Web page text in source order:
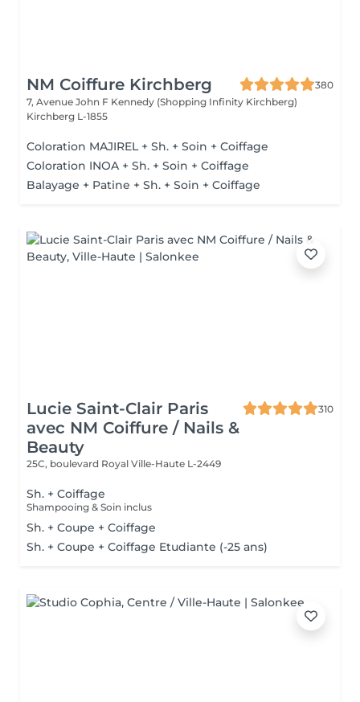
NM Coiffure Kirchberg
380
7, Avenue John F Kennedy (Shopping Infinity Kirchberg)
Kirchberg L-1855
Coloration MAJIREL + Sh. + Soin + Coiffage
Coloration INOA + Sh. + Soin + Coiffage
Balayage + Patine + Sh. + Soin + Coiffage
Lucie Saint-Clair Paris
avec NM Coiffure / Nails &
Beauty
310
25C, boulevard Royal Ville-Haute L-2449
Sh. + Coiffage
Shampooing & Soin inclus
Sh. + Coupe + Coiffage
Sh. + Coupe + Coiffage Etudiante (-25 ans)